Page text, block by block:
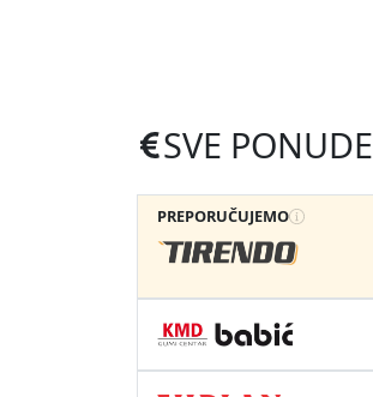
SVE PONUDE
PREPORUČUJEMO